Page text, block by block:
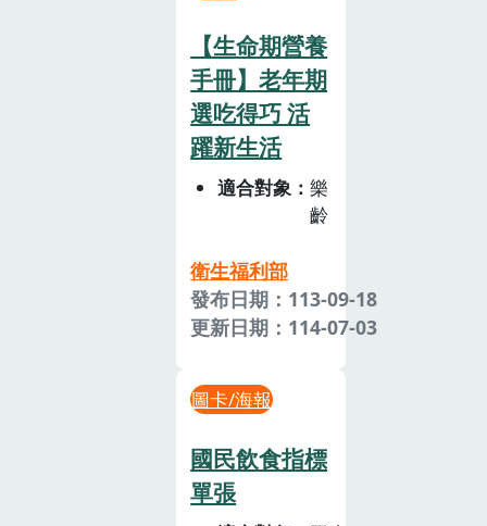
【生命期營養
手冊】老年期
選吃得巧 活
躍新生活
適合對象
樂
齡
衛生福利部
發布日期：113-09-18
更新日期：114-07-03
圖卡/海報
國民飲食指標
單張